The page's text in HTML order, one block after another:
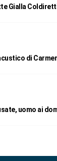
Gialla
di
uomo ai